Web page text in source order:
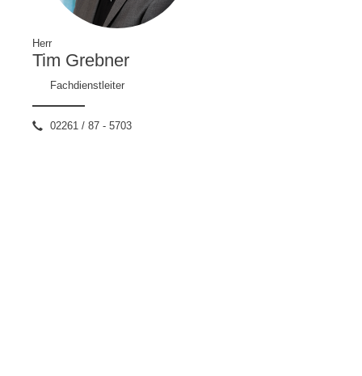
Herr
Tim Grebner
Fachdienstleiter
02261 / 87 - 5703